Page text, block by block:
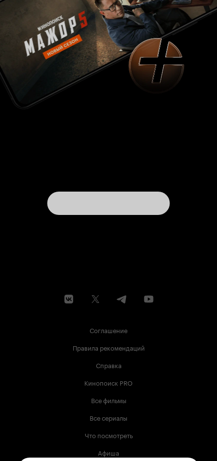
Соглашение
Правила рекомендаций
Справка
Кинопоиск PRO
Все фильмы
Все сериалы
Что посмотреть
Афиша